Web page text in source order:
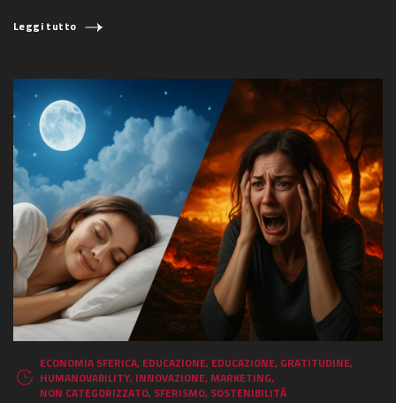
Leggi tutto
ECONOMIA SFERICA, EDUCAZIONE, EDUCAZIONE, GRATITUDINE,
HUMANOVABILITY, INNOVAZIONE, MARKETING,
NON CATEGORIZZATO, SFERISMO, SOSTENIBILITÀ